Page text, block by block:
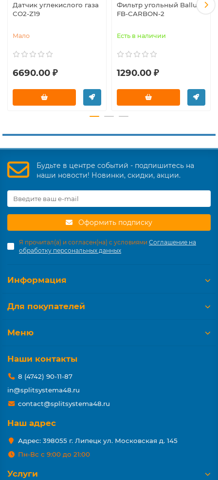
Датчик углекислого газа
CO2-Z19
Мало
6690.00 ₽
Фильтр угольный Ballu
FB-CARBON-2
Есть в наличии
1290.00 ₽
Будьте в центре событий - подпишитесь на
наши новости! Новинки, скидки, акции.
Оформить подписку
Я прочитал(а) и согласен(на) с условиями Соглашение на
обработку персональных данных
Информация
Для покупателей
Меню
Наши контакты
8 (4742) 90-11-87
in@splitsystema48.ru
contact@splitsystema48.ru
Наш адрес
Адрес: 398055 г. Липецк ул. Московская д. 145
Пн-Вс с 9:00 до 21:00
Услуги